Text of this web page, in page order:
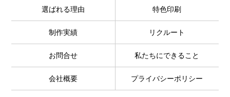
選ばれる理由 特色印刷
制作実績 リクルート
お問合せ 私たちにできること
会社概要 プライバシーポリシー